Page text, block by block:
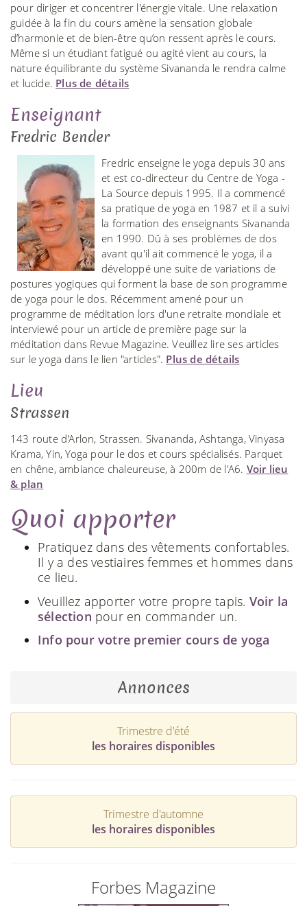
pour diriger et concentrer l'énergie vitale. Une relaxation
guidée à la fin du cours amène la sensation globale
d’harmonie et de bien-être qu’on ressent après le cours.
Même si un étudiant fatigué ou agité vient au cours, la
nature équilibrante du système Sivananda le rendra calme
et lucide. Plus de détails
Enseignant
Fredric Bender
Fredric enseigne le yoga depuis 30 ans
et est co-directeur du Centre de Yoga -
La Source depuis 1995. Il a commencé
sa pratique de yoga en 1987 et il a suivi
la formation des enseignants Sivananda
en 1990. Dû à ses problèmes de dos
avant qu'il ait commencé le yoga, il a
développé une suite de variations de
postures yogiques qui forment la base de son programme
de yoga pour le dos. Récemment amené pour un
programme de méditation lors d'une retraite mondiale et
interviewé pour un article de première page sur la
méditation dans Revue Magazine. Veuillez lire ses articles
sur le yoga dans le lien "articles". Plus de détails
Lieu
Strassen
143 route d'Arlon, Strassen. Sivananda, Ashtanga, Vinyasa
Krama, Yin, Yoga pour le dos et cours spécialisés. Parquet
en chêne, ambiance chaleureuse, à 200m de l'A6. Voir lieu
& plan
Quoi apporter
Pratiquez dans des vêtements confortables.
Il y a des vestiaires femmes et hommes dans
ce lieu.
Veuillez apporter votre propre tapis. Voir la
sélection pour en commander un.
Info pour votre premier cours de yoga
Annonces
Trimestre d'été
les horaires disponibles
Trimestre d'automne
les horaires disponibles
Forbes Magazine